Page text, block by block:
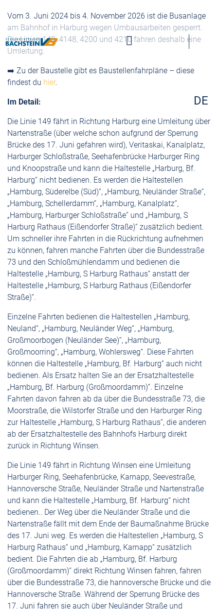
ri
DE
Vom 3. Juni 2024 bis 4. November 2026 ist die Busanlage
am Bahnhof in Harburg wegen Umbausarbeiten gesperrt.
Die Linien 149, 4148, 4200 und 4210 fahren deshalb eine
Umleitung.
➡️ Zu der Baustelle gibt es Baustellenfahrpläne – diese
findest du hier.
Im Detail:
Die Linie 149 fährt in Richtung Harburg eine Umleitung über
Nartenstraße (über welche schon aufgrund der Sperrung
Brücke des 17. Juni gefahren wird), Veritaskai, Kanalplatz,
Harburger Schloßstraße, Seehafenbrücke Harburger Ring
und Knoopstraße und kann die Haltestelle „Harburg, Bf.
Harburg“ nicht bedienen. Es werden die Haltestellen
„Hamburg, Süderelbe (Süd)“, „Hamburg, Neuländer Straße“,
„Hamburg, Schellerdamm“, „Hamburg, Kanalplatz“,
„Hamburg, Harburger Schloßstraße“ und „Hamburg, S
Harburg Rathaus (Eißendorfer Straße)“ zusätzlich bedient.
Um schneller ihre Fahrten in die Rückrichtung aufnehmen
zu können, fahren manche Fahrten über die Bundesstraße
73 und den Schloßmühlendamm und bedienen die
Haltestelle „Hamburg, S Harburg Rathaus“ anstatt der
Haltestelle „Hamburg, S Harburg Rathaus (Eißendorfer
Straße)“.
Einzelne Fahrten bedienen die Haltestellen „Hamburg,
Neuland“, „Hamburg, Neuländer Weg“, „Hamburg,
Großmoorbogen (Neuländer See)“, „Hamburg,
Großmoorring“, „Hamburg, Wohlersweg“. Diese Fahrten
können die Haltestelle „Hamburg, Bf. Harburg“ auch nicht
bedienen. Als Ersatz halten Sie an der Ersatzhaltestelle
„Hamburg, Bf. Harburg (Großmoordamm)“. Einzelne
Fahrten davon fahren ab da über die Bundesstraße 73, die
Moorstraße, die Wilstorfer Straße und den Harburger Ring
zur Haltestelle „Hamburg, S Harburg Rathaus“, die anderen
ab der Ersatzhaltestelle des Bahnhofs Harburg direkt
zurück in Richtung Winsen.
Die Linie 149 fährt in Richtung Winsen eine Umleitung
Harburger Ring, Seehafenbrücke, Karnapp, Seevestraße,
Hannoversche Straße, Neuländer Straße und Nartenstraße
und kann die Haltestelle „Hamburg, Bf. Harburg“ nicht
bedienen.. Der Weg über die Neuländer Straße und die
Nartenstraße fällt mit dem Ende der Baumaßnahme Brücke
des 17. Juni weg. Es werden die Haltestellen „Hamburg, S
Harburg Rathaus“ und „Hamburg, Karnapp“ zusätzlich
bedient. Die Fahrten die ab „Hamburg, Bf. Harburg
(Großmoordamm)“ direkt Richtung Winsen fahren, fahren
über die Bundesstraße 73, die hannoversche Brücke und die
Hannoversche Straße. Während der Sperrung Brücke des
17. Juni fahren sie auch über Neuländer Straße und